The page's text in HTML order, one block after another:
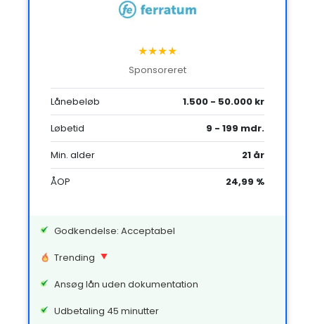
★★★★
Sponsoreret
Lånebeløb
1.500 - 50.000 kr
Løbetid
9 - 199 mdr.
Min. alder
21 år
ÅOP
24,99 %
Godkendelse: Acceptabel
Trending
Ansøg lån uden dokumentation
Udbetaling 45 minutter